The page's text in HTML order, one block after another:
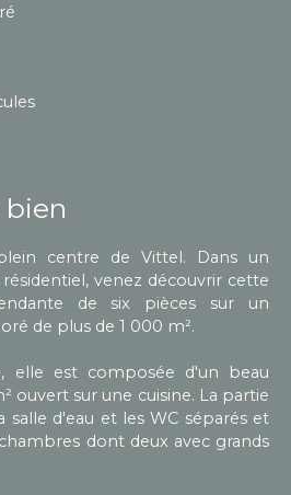
centre de Vittel. Dans un
venez découvrir cette
de six pièces sur un
de plus de 1 000 m².
elle est composée d'un beau
ouvert sur une cuisine. La partie
salle d'eau et les WC séparés et
dont deux avec grands